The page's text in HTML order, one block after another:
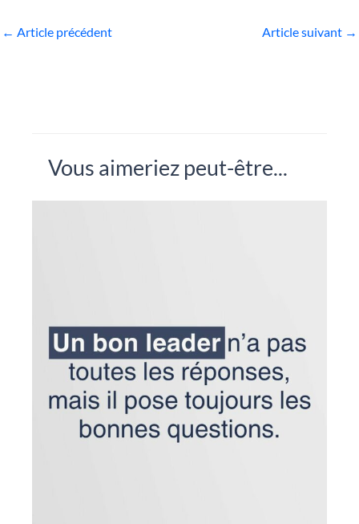
← Article précédent Article suivant →
Vous aimeriez peut-être...